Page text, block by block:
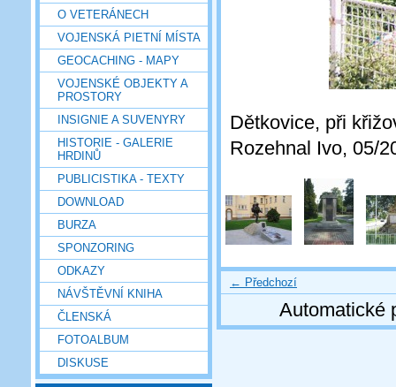
O VETERÁNECH
VOJENSKÁ PIETNÍ MÍSTA
GEOCACHING - MAPY
VOJENSKÉ OBJEKTY A
PROSTORY
INSIGNIE A SUVENYRY
HISTORIE - GALERIE
HRDINŮ
PUBLICISTIKA - TEXTY
DOWNLOAD
BURZA
SPONZORING
ODKAZY
NÁVŠTĚVNÍ KNIHA
ČLENSKÁ
FOTOALBUM
DISKUSE
Dětkovice, při
Rozehnal Ivo, 05/
← Předchozí
Automatické